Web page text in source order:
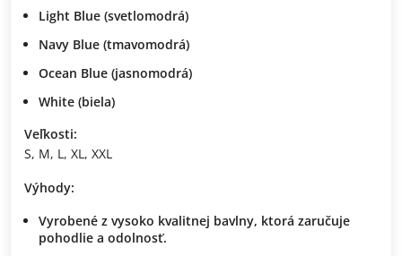
Light Blue (svetlomodrá)
Navy Blue (tmavomodrá)
Ocean Blue (jasnomodrá)
White (biela)
Veľkosti:
S, M, L, XL, XXL
Výhody:
Vyrobené z vysoko kvalitnej bavlny, ktorá zaručuje
pohodlie a odolnosť.